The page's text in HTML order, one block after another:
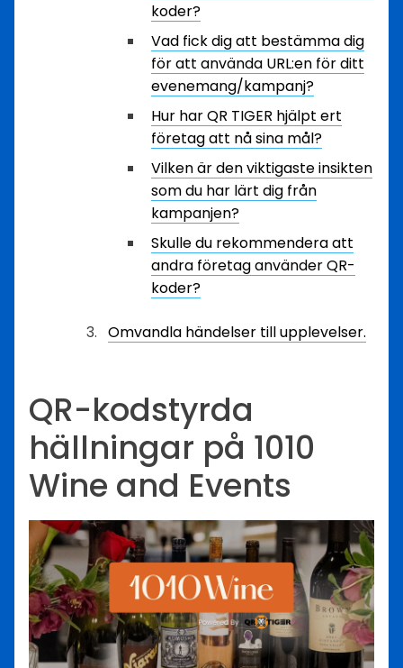
koder?
Vad fick dig att bestämma dig
för att använda URL:en för ditt
evenemang/kampanj?
Hur har QR TIGER hjälpt ert
företag att nå sina mål?
Vilken är den viktigaste insikten
som du har lärt dig från
kampanjen?
Skulle du rekommendera att
andra företag använder QR-
koder?
Omvandla händelser till upplevelser.
QR-kodstyrda
hällningar på 1010
Wine and Events